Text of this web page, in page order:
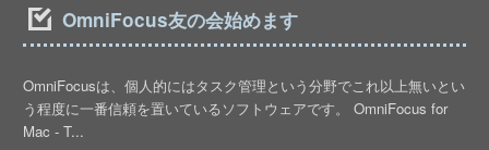
OmniFocus友の会始めます
OmniFocusは、個人的にはタスク管理という分野でこれ以上無いとい
う程度に一番信頼を置いているソフトウェアです。 OmniFocus for
Mac - T...